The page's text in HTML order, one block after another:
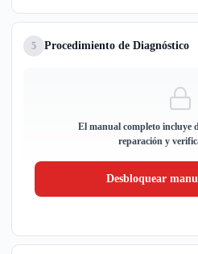
5 Procedimiento de Diagnóstico
El manual completo incluye
reparación y
Desbloquear